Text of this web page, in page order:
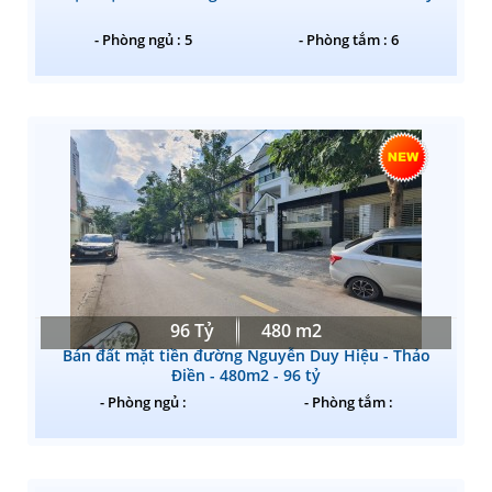
- Phòng ngủ : 5 - Phòng tắm : 6
96 Tỷ 480 m2
Bán đất mặt tiền đường Nguyễn Duy Hiệu - Thảo
Điền - 480m2 - 96 tỷ
- Phòng ngủ : - Phòng tắm :